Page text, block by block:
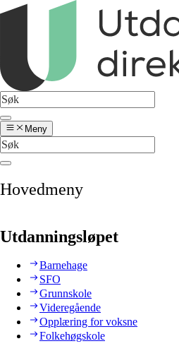
Meny
Hovedmeny
Utdanningsløpet
Barnehage
SFO
Grunnskole
Videregående
Opplæring for voksne
Folkehøgskole